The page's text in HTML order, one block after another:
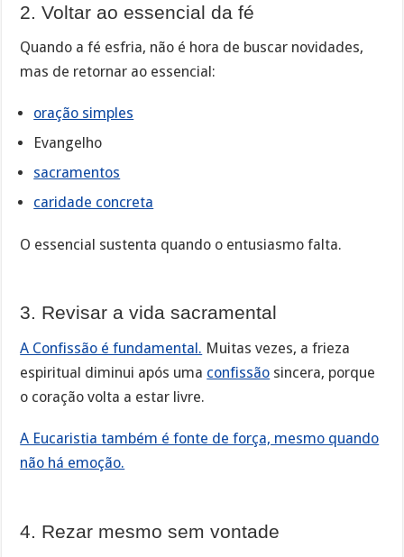
2. Voltar ao essencial da fé
Quando a fé esfria, não é hora de buscar novidades,
mas de retornar ao essencial:
oração simples
Evangelho
sacramentos
caridade concreta
O essencial sustenta quando o entusiasmo falta.
3. Revisar a vida sacramental
A Confissão é fundamental. Muitas vezes, a frieza
espiritual diminui após uma confissão sincera, porque
o coração volta a estar livre.
A Eucaristia também é fonte de força, mesmo quando
não há emoção.
4. Rezar mesmo sem vontade